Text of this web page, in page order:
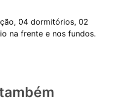
04 dormitórios, 02